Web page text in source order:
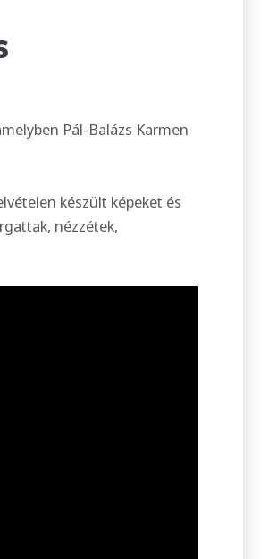
Pál-Balázs Karmen
készült képeket és
nézzétek,